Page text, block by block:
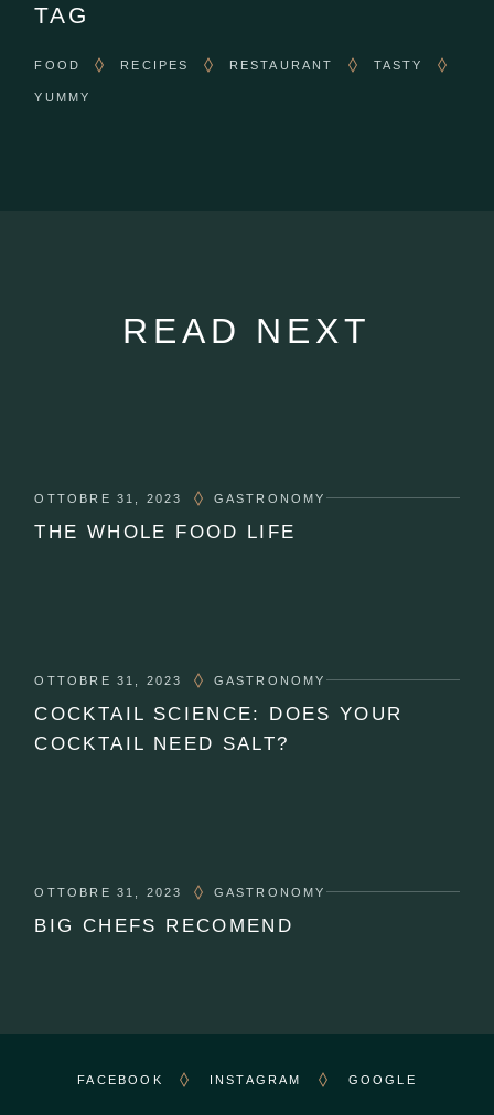
TAG
FOOD RECIPES RESTAURANT TASTY
YUMMY
READ NEXT
OTTOBRE 31, 2023 GASTRONOMY
THE WHOLE FOOD LIFE
OTTOBRE 31, 2023 GASTRONOMY
COCKTAIL SCIENCE: DOES YOUR
COCKTAIL NEED SALT?
OTTOBRE 31, 2023 GASTRONOMY
BIG CHEFS RECOMEND
FACEBOOK INSTAGRAM GOOGLE